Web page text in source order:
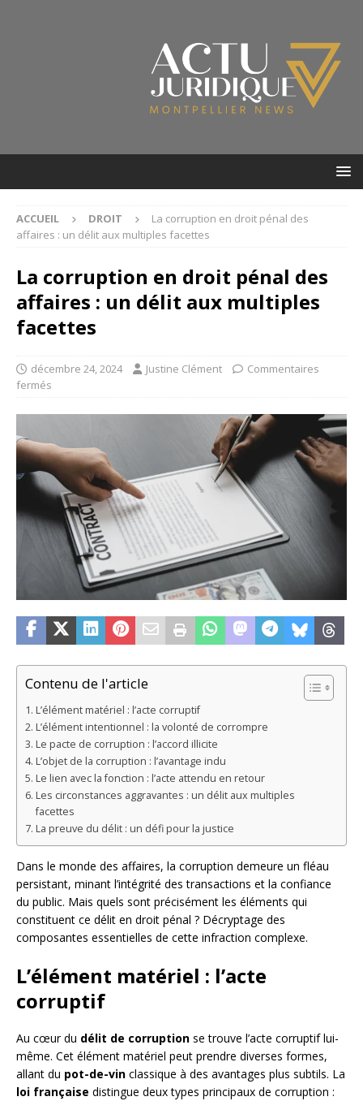
ACCUEIL DROIT
La corruption en droit pénal des
affaires : un délit aux multiples facettes
La corruption en droit pénal des
affaires : un délit aux multiples
facettes
décembre 24, 2024 Justine Clément
Commentaires
fermés
Contenu de l'article
L’élément matériel : l’acte corruptif
L’élément intentionnel : la volonté de corrompre
Le pacte de corruption : l’accord illicite
L’objet de la corruption : l’avantage indu
Le lien avec la fonction : l’acte attendu en retour
Les circonstances aggravantes : un délit aux multiples
facettes
La preuve du délit : un défi pour la justice
Dans le monde des affaires, la corruption demeure un fléau
persistant, minant l’intégrité des transactions et la confiance
du public. Mais quels sont précisément les éléments qui
constituent ce délit en droit pénal ? Décryptage des
composantes essentielles de cette infraction complexe.
L’élément matériel : l’acte
corruptif
Au cœur du délit de corruption se trouve l’acte corruptif lui-
même. Cet élément matériel peut prendre diverses formes,
allant du pot-de-vin classique à des avantages plus subtils. La
loi française distingue deux types principaux de corruption :